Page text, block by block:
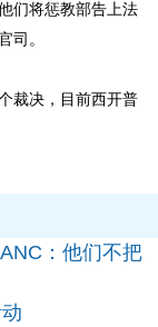
们将惩教部告上法
司。
裁决，目前西开普
：他们不把